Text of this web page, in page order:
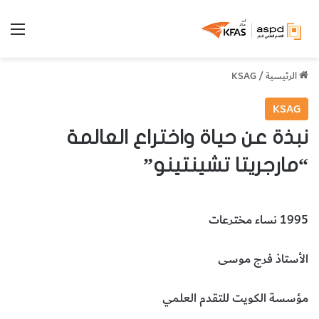
الرئيسية/
KSAG
KSAG
نبذة عن حياة واختراع العالمة
“مارجريتا تشينتينو”
1995 نساء مخترعات
الأستاذ فرج موسى
مؤسسة الكويت للتقدم العلمي